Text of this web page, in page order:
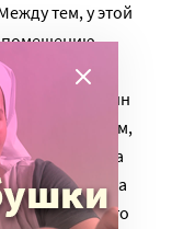
тем, у этой
помещению.
50 тонн
малоимущим,
находится на
машин на
Что